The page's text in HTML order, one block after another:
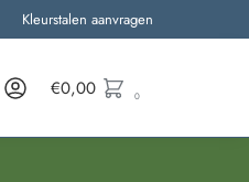
Kleurstalen aanvragen
€0,00 0